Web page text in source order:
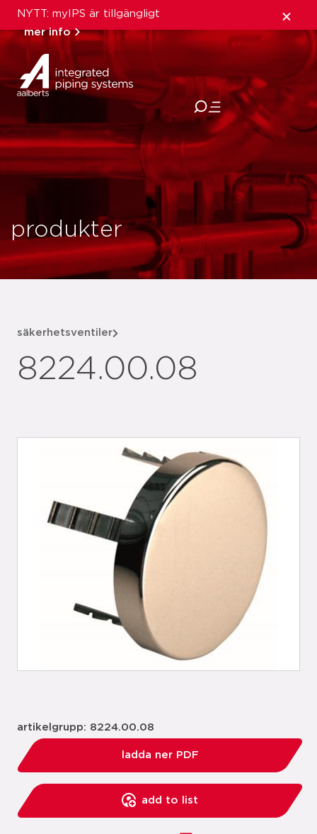
NYTT: myIPS är tillgängligt
mer info
stäng
produkter
säkerhetsventiler
8224.00.08
artikelgrupp: 8224.00.08
ladda ner PDF
add to list